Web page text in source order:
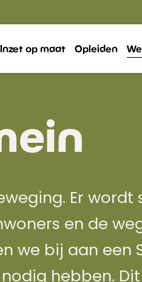
Inzet op maat Opleiden
Er
en de
we bij aan
hebben.